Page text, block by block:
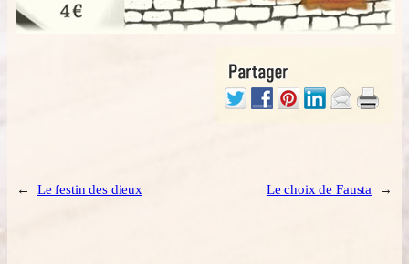
← Le festin des dieux Le choix de Fausta →